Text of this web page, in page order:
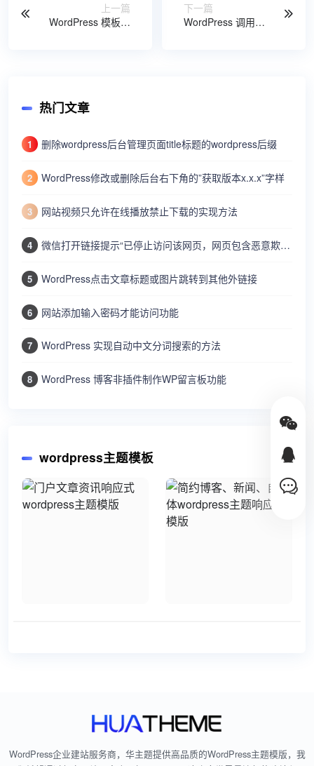
上一篇
WordPress 模板标
下一篇
WordPress 调用同
热门文章
1 删除wordpress后台管理页面title标题的wordpress后缀
2 WordPress修改或删除后台右下角的”获取版本x.x.x”字样
3 网站视频只允许在线播放禁止下载的实现方法
4 微信打开链接提示“已停止访问该网页，网页包含恶意欺诈内容…”
5 WordPress点击文章标题或图片跳转到其他外链接
6 网站添加输入密码才能访问功能
7 WordPress 实现自动中文分词搜索的方法
8 WordPress 博客非插件制作WP留言板功能
wordpress主题模板
WordPress企业建站服务商，华主题提供高品质的WordPress主题模版，我